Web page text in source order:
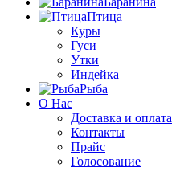
Птица
Куры
Гуси
Утки
Индейка
Рыба
О Нас
Доставка и оплата
Контакты
Прайс
Голосование